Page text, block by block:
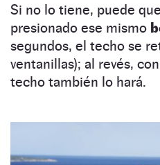
Si no lo tiene, puede
presionado ese mismo
segundos, el techo se
ventanillas); al revés,
techo también lo hará.